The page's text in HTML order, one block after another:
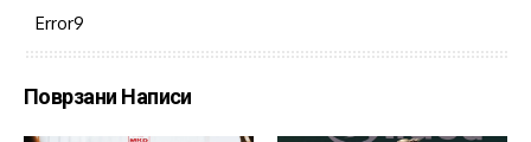
Error9
Поврзани Написи